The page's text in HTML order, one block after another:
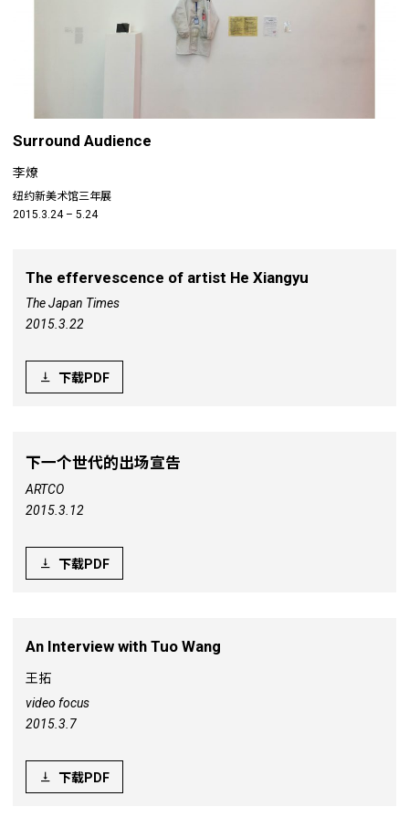
Surround Audience
李燎
纽约新美术馆三年展
2015.3.24 – 5.24
The effervescence of artist He Xiangyu
The Japan Times
2015.3.22
下载PDF
下一个世代的出场宣告
ARTCO
2015.3.12
下载PDF
An Interview with Tuo Wang
王拓
video focus
2015.3.7
下载PDF